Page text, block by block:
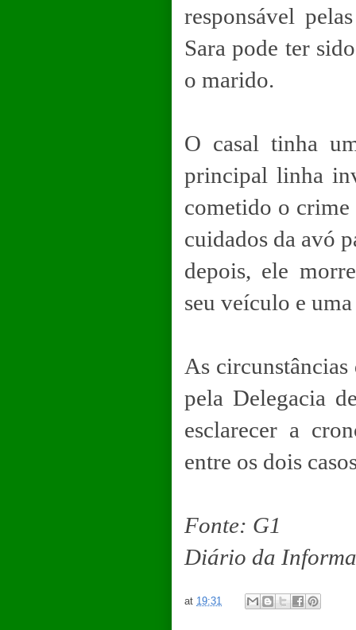
responsável
Sara pode ter
o marido.
O casal tinha
principal linha
cometido o crime
cuidados da avó
depois, ele
seu veículo e
As circunstâncias
pela Delegacia
esclarecer a
entre os dois
Fonte: G1
Diário da
at 19:31